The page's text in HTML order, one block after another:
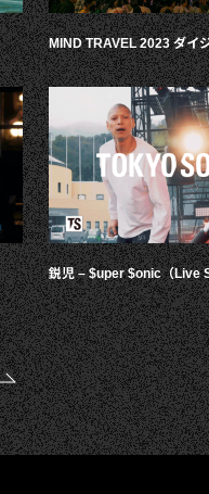
MIND TRAVEL 2023 ダイ
鋭児 – $uper $onic（Live